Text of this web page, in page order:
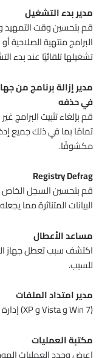
مدير بدء التشغيل
قم بتحسين وقت التمهيد
البرامج منتهية الصلاحية
تشغيلها تلقائيًا عند بدء
مدير إزالة برنامج من
في حذفه
قم بإلغاء تثبيت البرامج
تمامًا بما في ذلك جميع
مكشوفًا.
Registry Defrag
قم بتحسين السجل الخاص
البيانات المتناثرة مما
مساعد الأعطال
اكتشف سبب تعطل جهاز
للسبب.
مدير امتداد الملفات
(Win 7 و Vista و XP) إدارة التطبيق المستخدم لفتح امتداد ملف معين.
مكتبة العمليات
اعرض وحدد العمليات